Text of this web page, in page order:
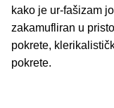
kako je ur-fašizam
zakamufliran u
pokrete,
pokrete.